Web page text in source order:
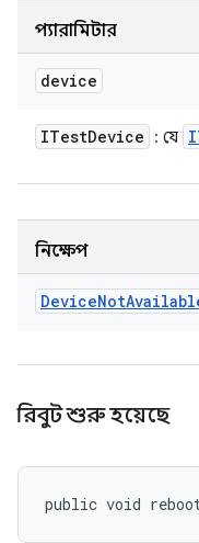
প্যারামিটার
device
ITestDevice : যে
নিক্ষেপ
DeviceNot
রিবুট শুরু হয়েছে
public void